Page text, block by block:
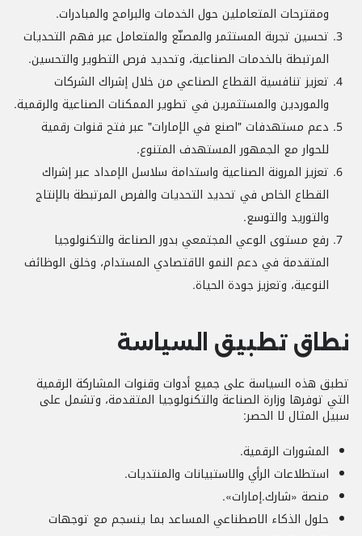
ومقترحات المتعاملين حول الخدمات والبرامج والمبادرات.
تحسين تجربة المستثمر والمصنّع والمتعامل عبر فهم التحديات
المرتبطة بالخدمات الصناعية، وتحديد فرص التطوير والتحسين.
تعزيز تنافسية القطاع الصناعي من خلال إشراك الشركات
والموردين والمستثمرين في تطوير الممكنات الصناعية والرقمية.
دعم مستهدفات "اصنع في الإمارات" عبر فتح قنوات رقمية
للحوار مع الجمهور المستهدف المتنوع.
تعزيز المرونة الصناعية واستدامة سلاسل الإمداد عبر إشراك
القطاع الخاص في تحديد التحديات والفرص المرتبطة بالإنتاج
والتوريد والتوسع.
رفع مستوى الوعي المجتمعي بدور الصناعة والتكنولوجيا
المتقدمة في دعم النمو الاقتصادي المستدام، وخلق الوظائف
النوعية، وتعزيز جودة الحياة.
نطاق تطبيق السياسة
تطبق هذه السياسة على جميع أدوات وقنوات المشاركة الرقمية
التي توفرها وزارة الصناعة والتكنولوجيا المتقدمة، وتشمل على
سبيل المثال لا الحصر:
المشورات الرقمية.
استطلاعات الرأي والاستبيانات والمنتديات.
منصة «شارك.إمارات».
حلول الذكاء الاصطناعي المساعد بما ينسجم مع توجهات